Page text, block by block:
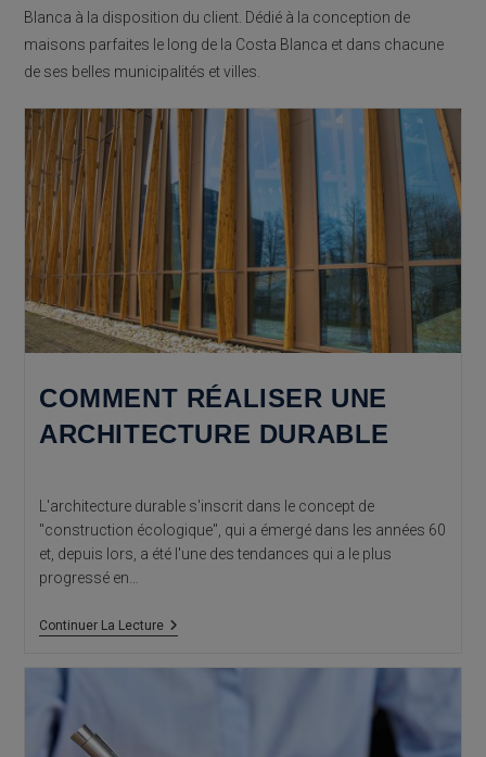
Blanca à la disposition du client. Dédié à la conception de
maisons parfaites le long de la Costa Blanca et dans chacune
de ses belles municipalités et villes.
COMMENT RÉALISER UNE
ARCHITECTURE DURABLE
L'architecture durable s'inscrit dans le concept de
"construction écologique", qui a émergé dans les années 60
et, depuis lors, a été l'une des tendances qui a le plus
progressé en…
Continuer La LectureComment